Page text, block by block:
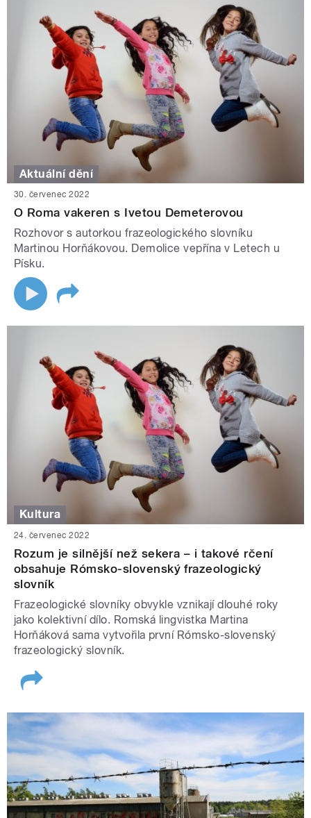
Aktuální dění
30. červenec 2022
O Roma vakeren s Ivetou Demeterovou
Rozhovor s autorkou frazeologického slovníku
Martinou Horňákovou. Demolice vepřína v Letech u
Písku.
Kultura
24. červenec 2022
Rozum je silnější než sekera – i takové rčení
obsahuje Rómsko-slovenský frazeologický
slovník
Frazeologické slovníky obvykle vznikají dlouhé roky
jako kolektivní dílo. Romská lingvistka Martina
Horňáková sama vytvořila první Rómsko-slovenský
frazeologický slovník.